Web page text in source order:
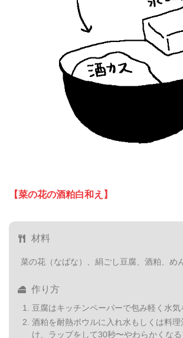
【菜の花の酒粕白和え】
材料
菜の花（なばな）、絹ごし豆腐、酒粕、め
作り方
豆腐はキッチンペーパーで包み軽く水気
酒粕を耐熱ボウルに入れ水もしくは料
け、ラップをして30秒〜やわらかくな